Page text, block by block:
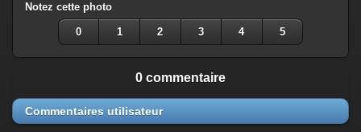
Notez cette photo
0 1 2 3 4 5
0 commentaire
Commentaires utilisateur